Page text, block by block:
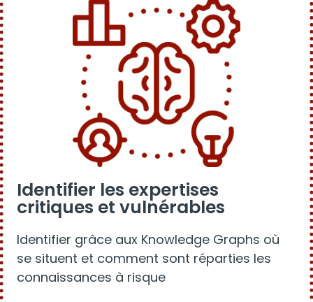
Identifier les expertises
critiques et vulnérables
Identifier grâce aux Knowledge Graphs où
se situent et comment sont réparties les
connaissances à risque